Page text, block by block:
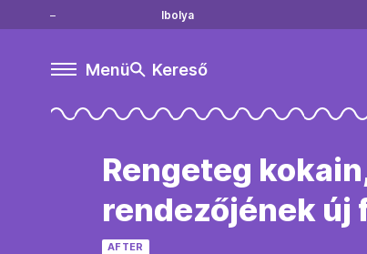
Ibolya
Menü Kereső
Rengeteg
rendezőjének új
AFTER